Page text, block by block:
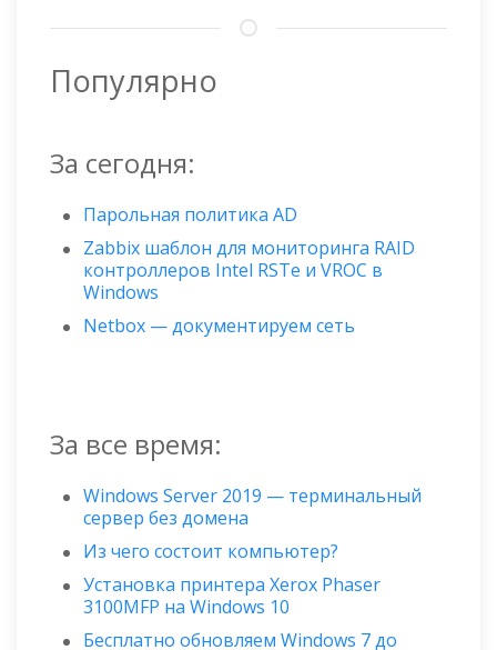
Популярно
За сегодня:
Парольная политика AD
Zabbix шаблон для мониторинга RAID
контроллеров Intel RSTe и VROC в
Windows
Netbox — документируем сеть
За все время:
Windows Server 2019 — терминальный
сервер без домена
Из чего состоит компьютер?
Установка принтера Xerox Phaser
3100MFP на Windows 10
Бесплатно обновляем Windows 7 до